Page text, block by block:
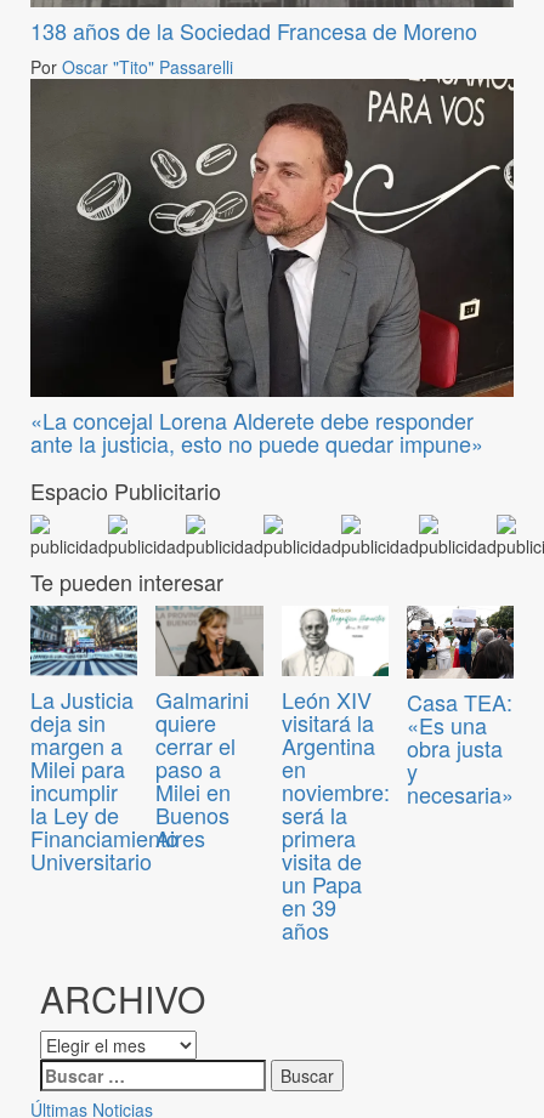
138 años de la Sociedad Francesa de Moreno
Por Oscar "Tito" Passarelli
«La concejal Lorena Alderete debe responder
ante la justicia, esto no puede quedar impune»
Espacio Publicitario
Te pueden interesar
La Justicia
deja sin
margen a
Milei para
incumplir
la Ley de
Financiamiento
Universitario
Galmarini
quiere
cerrar el
paso a
Milei en
Buenos
Aires
León XIV
visitará la
Argentina
en
noviembre:
será la
primera
visita de
un Papa
en 39
años
Casa TEA:
«Es una
obra justa
y
necesaria»
ARCHIVO
Últimas Noticias